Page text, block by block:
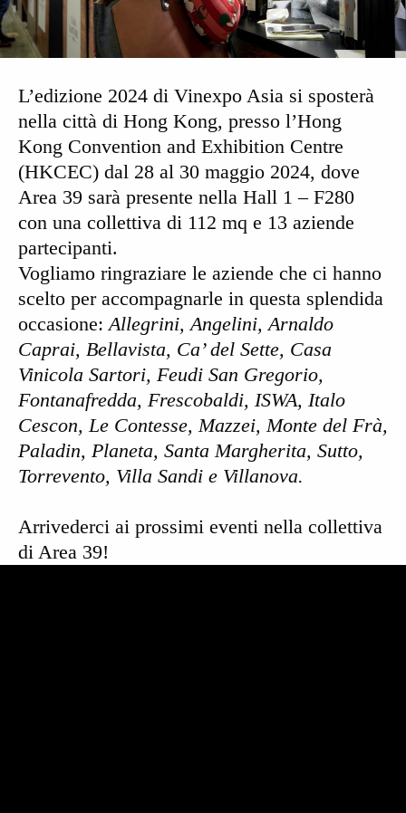
L’edizione 2024 di Vinexpo Asia si sposterà
nella città di Hong Kong, presso l’Hong
Kong Convention and Exhibition Centre
(HKCEC) dal 28 al 30 maggio 2024, dove
Area 39 sarà presente nella Hall 1 – F280
con una collettiva di 112 mq e 13 aziende
partecipanti.
Vogliamo ringraziare le aziende che ci hanno
scelto per accompagnarle in questa splendida
occasione: Allegrini, Angelini, Arnaldo
Caprai, Bellavista, Ca’ del Sette, Casa
Vinicola Sartori, Feudi San Gregorio,
Fontanafredda, Frescobaldi, ISWA, Italo
Cescon, Le Contesse, Mazzei, Monte del Frà,
Paladin, Planeta, Santa Margherita, Sutto,
Torrevento, Villa Sandi e Villanova.
Arrivederci ai prossimi eventi nella collettiva
di Area 39!